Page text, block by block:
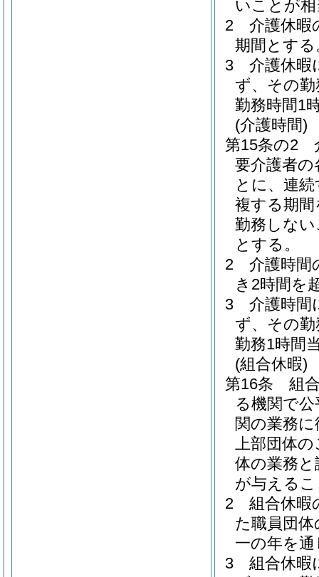
いことが
2
介護休暇
期間とする
3
介護休暇
ず、その
勤務時間1
(介護時間)
第15条の2
要介護者
とに、連
複する期
勤務しな
とする。
2
介護時間
き2時間を
3
介護時間
ず、その
勤務1時間
(組合休暇)
第16条
組
る機関で
関の業務
上部団体
体の業務
が与える
2
組合休暇
た職員団
一の年を
3
組合休暇